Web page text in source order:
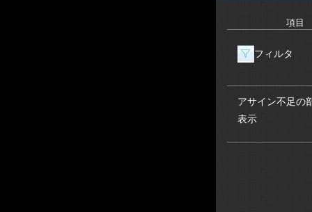
項目
フィルタ
アサイン不足の
表示